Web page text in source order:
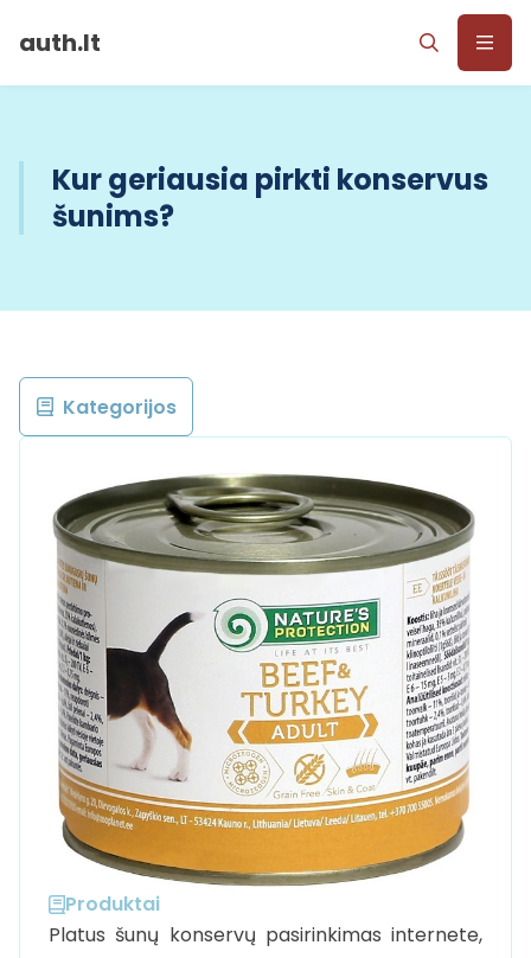
auth.lt
Kur geriausia pirkti konservus
šunims?
Produktai
Platus šunų konservų pasirinkimas internete,
Kategorijos